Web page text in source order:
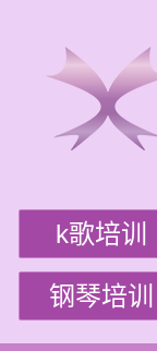
k歌培训
钢琴培训